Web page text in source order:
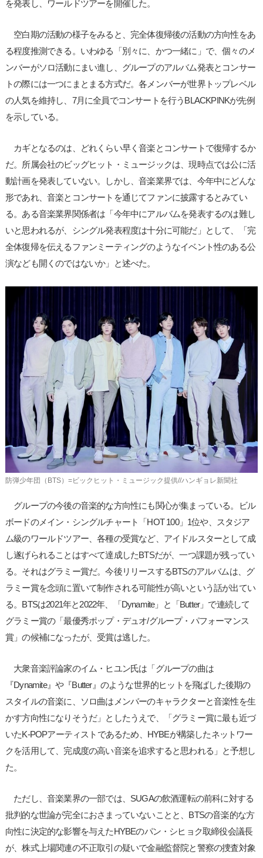
を発表し、ワールドツアーを開催した。
空白期の活動の様子をみると、完全体復帰後の活動の方向性をあ
る程度推測できる。いわゆる「別々に、かつ一緒に」で、個々のメ
ンバーがソロ活動にまい進し、グループのアルバム発表とコンサー
トの際には一つにまとまる方式だ。各メンバーが世界トップレベル
の人気を維持し、7月に全員でコンサートを行うBLACKPINKが先例
を示している。
カギとなるのは、どれくらい早く音楽とコンサートで復帰するか
だ。所属会社のビッグヒット・ミュージックは、現時点では公に活
動計画を発表していない。しかし、音楽業界では、今年中にどんな
形であれ、音楽とコンサートを通じてファンに披露するとみてい
る。ある音楽業界関係者は「今年中にアルバムを発表するのは難し
いと思われるが、シングル発表程度は十分に可能だ」として、「完
全体復帰を伝えるファンミーティングのようなイベント性のある公
演なども開くのではないか」と述べた。
防弾少年団（BTS）=ビックヒット・ミュージック提供//ハンギョレ新聞社
グループの今後の音楽的な方向性にも関心が集まっている。ビル
ボードのメイン・シングルチャート「HOT 100」1位や、スタジア
ム級のワールドツアー、各種の受賞など、アイドルスターとして成
し遂げられることはすべて達成したBTSだが、一つ課題が残ってい
る。それはグラミー賞だ。今後リリースするBTSのアルバムは、グ
ラミー賞を念頭に置いて制作される可能性が高いという話が出てい
る。BTSは2021年と2022年、「Dynamite」と「Butter」で連続して
グラミー賞の「最優秀ポップ・デュオ/グループ・パフォーマンス
賞」の候補になったが、受賞は逃した。
大衆音楽評論家のイム・ヒユン氏は「グループの曲は
『Dynamite』や『Butter』のような世界的ヒットを飛ばした後期の
スタイルの音楽に、ソロ曲はメンバーのキャラクターと音楽性を生
かす方向性になりそうだ」としたうえで、「グラミー賞に最も近づ
いたK-POPアーティストであるため、HYBEが構築したネットワー
クを活用して、完成度の高い音楽を追求すると思われる」と予想し
た。
ただし、音楽業界の一部では、SUGAの飲酒運転の前科に対する
批判的な世論が完全におさまっていないことと、BTSの音楽的な方
向性に決定的な影響を与えたHYBEのパン・シヒョク取締役会議長
が、株式上場関連の不正取引の疑いで金融監督院と警察の捜査対象